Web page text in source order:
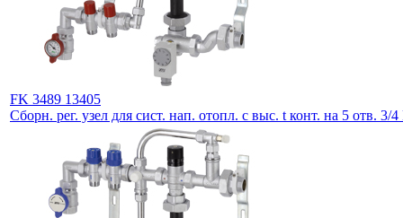
FK 3489 13405
Сборн. рег. узел для сист. нап. отопл. с выс. t конт. на 5 отв. 3/